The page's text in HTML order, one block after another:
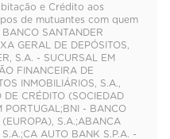
e Crédito aos
de mutuantes com quem
SANTANDER
GERAL DE DEPÓSITOS,
S.A. - SUCURSAL EM
FINANCEIRA DE
INMOBILIÁRIOS, S.A.,
DE CRÉDITO (SOCIEDAD
PORTUGAL;BNI - BANCO
S.A.;ABANCA
AUTO BANK S.P.A. -